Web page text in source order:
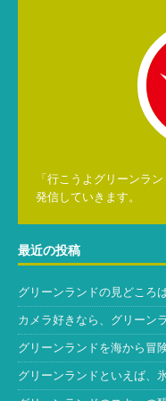
「行こうよグリーンラ
発信していきます。
最近の投稿
グリーンランドの見どころ
カメラ好きなら、グリーン
グリーンランドを海から冒
グリーンランドといえば、